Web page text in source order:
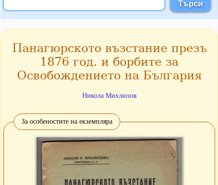
Панагюрското възстание презъ
1876 год. и борбите за
Освобождението на България
Никола Михлюзов
За особеностите на екземпляра